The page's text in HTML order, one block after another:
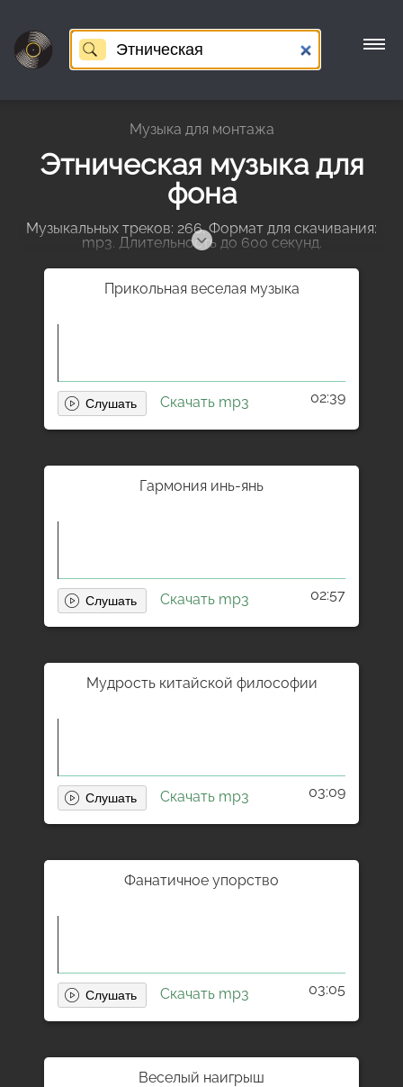
Музыка для монтажа
Этническая музыка для
фона
Музыкальных треков: 266. Формат для скачивания:
mp3. Длительность до 600 секунд.
Прикольная веселая музыка
Скачать mp3 02:39
Гармония инь-янь
Скачать mp3 02:57
Мудрость китайской философии
Скачать mp3 03:09
Фанатичное упорство
Скачать mp3 03:05
Веселый наигрыш